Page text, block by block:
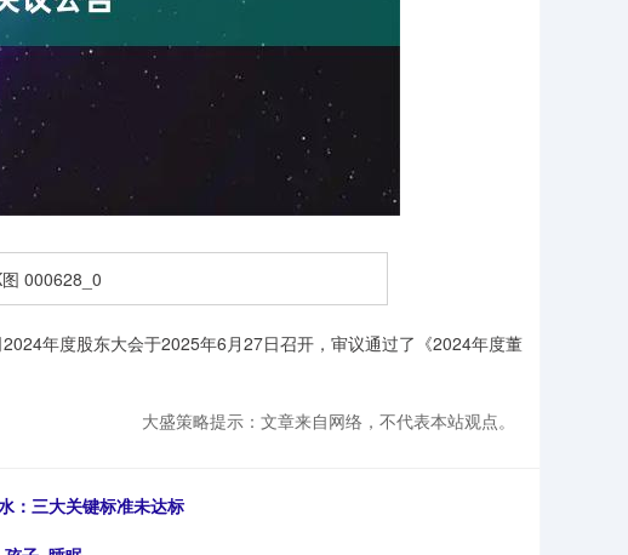
年度股东大会于2025年6月27日召开，审议通过了《2024年度董
大盛策略提示：文章来自网络，不代表本站观点。
：三大关键标准未达标